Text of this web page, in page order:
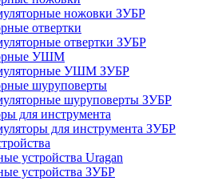
ножовки ЗУБР
отвертки
отвертки ЗУБР
УШМ
УШМ ЗУБР
шуруповерты
шуруповерты ЗУБР
для инструмента
для инструмента ЗУБР
устройства Uragan
устройства ЗУБР